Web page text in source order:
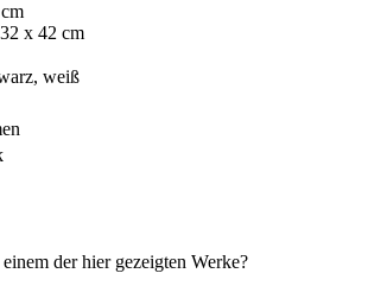
x 42 cm
weiß
der hier gezeigten Werke?